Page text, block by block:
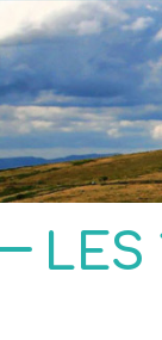
LES